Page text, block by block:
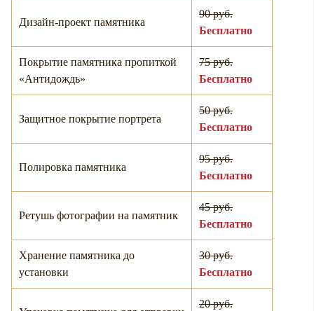
Дизайн-проект памятника
90 руб.
Бесплатно
Покрытие памятника пропиткой
«Антидождь»
75 руб.
Бесплатно
Защитное покрытие портрета
50 руб.
Бесплатно
Полировка памятника
95 руб.
Бесплатно
Ретушь фотографии на памятник
45 руб.
Бесплатно
Хранение памятника до
установки
30 руб.
Бесплатно
20 руб.